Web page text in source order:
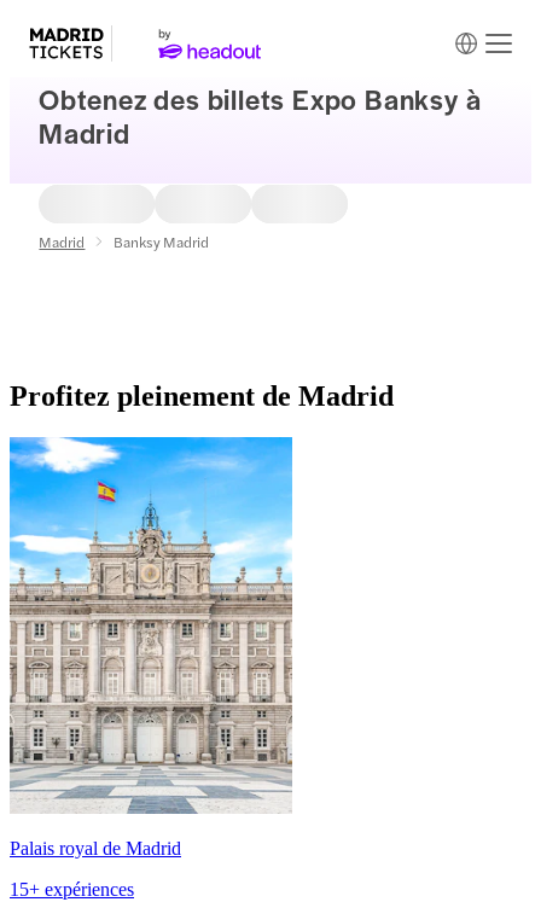
Obtenez des billets Expo Banksy à
Madrid
Madrid Banksy Madrid
Profitez pleinement de Madrid
Palais royal de Madrid
15+ expériences